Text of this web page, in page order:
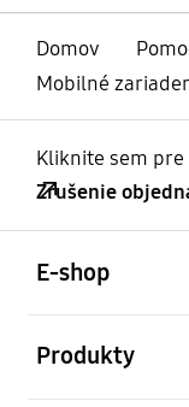
Domov
Mobilné
Kliknite sem
Zrušenie
E-shop
Produkty